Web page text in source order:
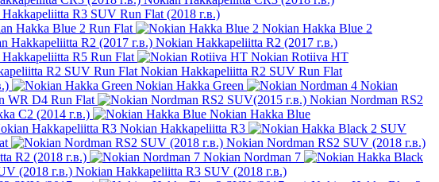
R3 SUV Run Flat (2018 г.в.)
Hakka Blue 2 Run Flat
Nokian Hakka Blue 2
Nokian Hakkapeliitta R2 (2017 г.в.)
R5 Run Flat
Nokian Rotiiva HT
Nokian Hakkapeliitta R2 SUV Run Flat
Nokian Hakka Green
Nokian
WR D4 Run Flat
Nokian Nordman RS2
C2 (2014 г.в.)
Nokian Hakka Blue
Nokian Hakkapeliitta R3
Nokian Nordman RS2 SUV (2018 г.в.)
R2 (2018 г.в.)
Nokian Nordman 7
Nokian Hakkapeliitta R3 SUV (2018 г.в.)